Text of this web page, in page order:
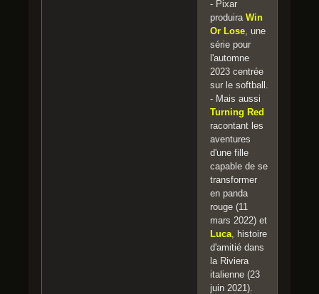
- Pixar
produira Win
Or Lose , une
série pour
l'automne
2023 centrée
sur le softball.
- Mais aussi
Turning Red
racontant les
aventures
d'une fille
capable de se
transformer
en panda
rouge (11
mars 2022) et
Luca , histoire
d'amitié dans
la Riviera
italienne (23
juin 2021).